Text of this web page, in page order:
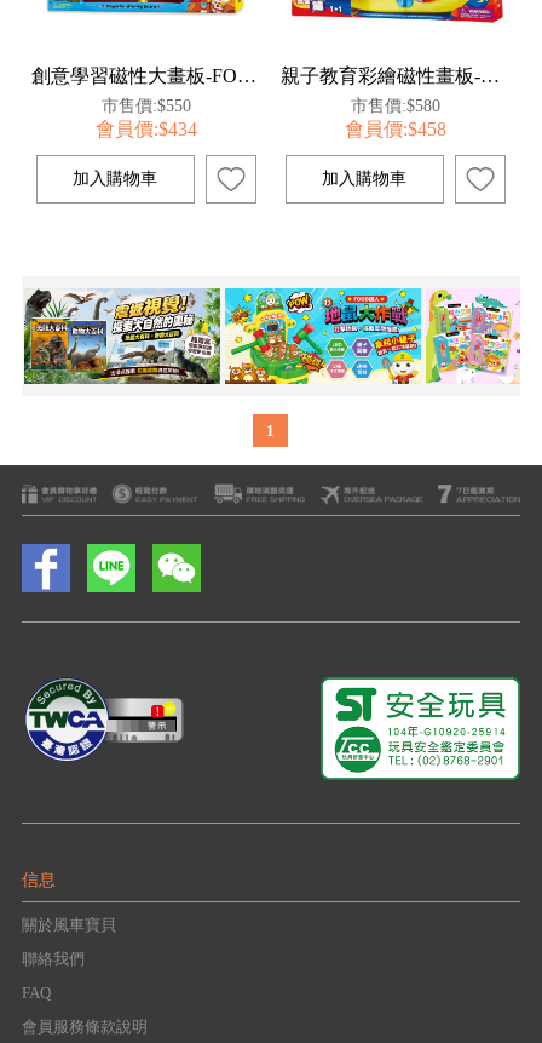
創意學習磁性大畫板-FOOD超人
市售價:$550
會員價:$434
親子教育彩繪磁性畫板-FOOD超人
市售價:$580
會員價:$458
1
信息
關於風車寶貝
聯絡我們
FAQ
會員服務條款說明